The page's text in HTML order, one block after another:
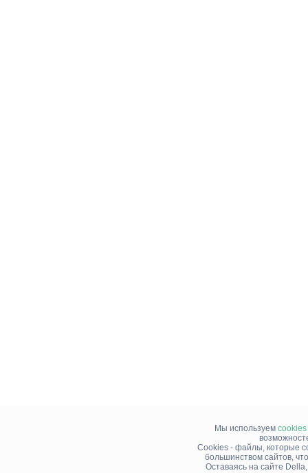
Мы используем cookies
Cookies - файлы, которые
большинством сайтов,
Оставаясь на сайте